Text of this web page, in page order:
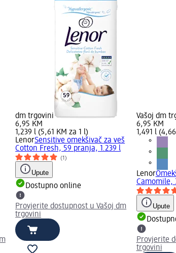
dm trgovini
6,95 KM
1,239 l (5,61 KM za 1 l)
LenorSensitive omekšivač za veš
Cotton Fresh, 59 pranja, 1.239 l
(1)
Upute
Dostupno online
Provjerite dostupnost u Vašoj dm
trgovini
Vašoj dm
6,95 KM
1,491 l
Lenor
Camomile,
Upute
Provjerite
trgovini